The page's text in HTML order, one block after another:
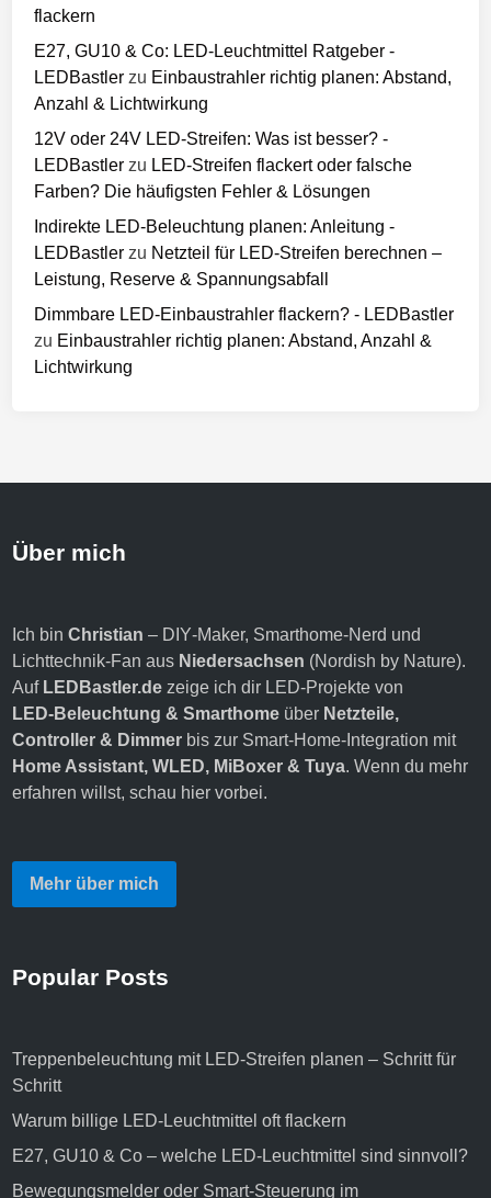
flackern
E27, GU10 & Co: LED-Leuchtmittel Ratgeber -
LEDBastler zu Einbaustrahler richtig planen: Abstand,
Anzahl & Lichtwirkung
12V oder 24V LED-Streifen: Was ist besser? -
LEDBastler zu LED-Streifen flackert oder falsche
Farben? Die häufigsten Fehler & Lösungen
Indirekte LED-Beleuchtung planen: Anleitung -
LEDBastler zu Netzteil für LED-Streifen berechnen –
Leistung, Reserve & Spannungsabfall
Dimmbare LED-Einbaustrahler flackern? - LEDBastler
zu Einbaustrahler richtig planen: Abstand, Anzahl &
Lichtwirkung
Über mich
Ich binChristian – DIY‑Maker, Smarthome‑Nerd und
Lichttechnik‑Fan aus Niedersachsen (Nordish by Nature).
Auf LEDBastler.de zeige ich dir LED‑Projekte von
LED‑Beleuchtung & Smarthome über Netzteile,
Controller & Dimmer bis zur Smart‑Home‑Integration mit
Home Assistant, WLED, MiBoxer & Tuya. Wenn du mehr
erfahren willst,schau hier vorbei.
Mehr über mich
Popular Posts
Treppenbeleuchtung mit LED-Streifen planen – Schritt für
Schritt
Warum billige LED-Leuchtmittel oft flackern
E27, GU10 & Co – welche LED-Leuchtmittel sind sinnvoll?
Bewegungsmelder oder Smart-Steuerung im